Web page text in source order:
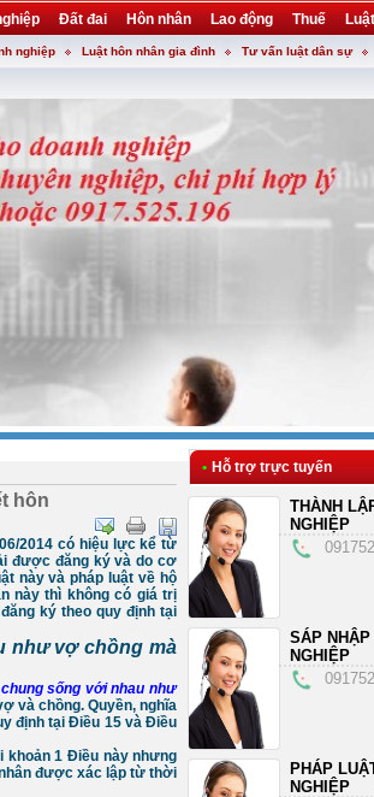
Đất đai Hôn nhân Lao động Thuế
nghiệp Luật hôn nhân gia đình Tư vấn luật dân sự
hôn
2014 có hiệu lực kể từ
được đăng ký và do cơ
này và pháp luật về hộ
này thì không có giá trị
ký theo quy định tại
như vợ chồng mà
chung sống với nhau như
và chồng. Quyền, nghĩa
định tại Điều 15 và Điều
khoản 1 Điều này nhưng
được xác lập từ thời
• Hỗ trợ trực tuyến
THÀNH
NGHIỆP
SÁP NHẬP
NGHIỆP
PHÁP
NGHIỆP